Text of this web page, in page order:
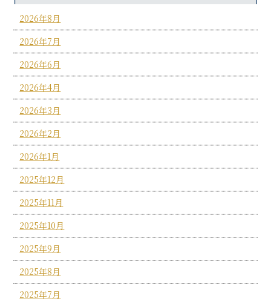
2026年8月
2026年7月
2026年6月
2026年4月
2026年3月
2026年2月
2026年1月
2025年12月
2025年11月
2025年10月
2025年9月
2025年8月
2025年7月